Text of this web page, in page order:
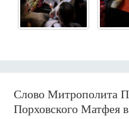
Слово Митрополита
Порховского Матфея